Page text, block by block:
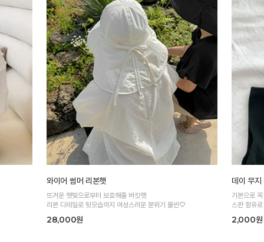
와이어 썸머 리본햇
뜨거운 햇빛으로부터 보호해줄 버킷햇
리본 디테일로 뒷모습까지 여성스러운 분위기 물씬♡
28,000원
데이 무지
기본으로
스판 함유
2,000원